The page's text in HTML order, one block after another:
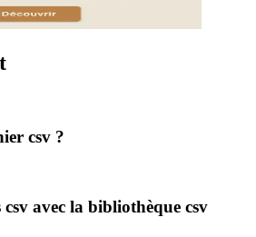
csv ?
avec la bibliothèque csv